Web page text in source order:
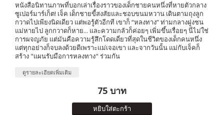
หนังสือนิทานภาพที่บอกเล่าเรื่องราวของเด็กชายคนหนึ่งที่หายตัวกลาง
ซูเปอร์มาร์เก็ต! เจ็ค เด็กชายขี้สงสัยและชอบขนมหวาน เดินตามถุงลูก
กวาดไปเพียงนิดเดียว แต่พอรู้ตัวอีกที เขาก็ “หลงทาง” ท่ามกลางฝูงชน
แม่หายไป ลูกกวาดก็หาย... และความกลัวก็ค่อยๆ เพิ่มขึ้นเรื่อยๆ นี่ไม่ใช่
การผจญภัย แต่มันคือความรู้สึกโดดเดี่ยวที่สุดในชีวิตของเด็กคนหนึ่ง
แต่ทุกอย่างก็จบลงด้วยดีเพราะแม่เจอเขา และจากวันนั้น แม่กับเจ็คก็
สร้าง "แผนรับมือการหลงทาง" ร่วมกัน
ดูรายละเอียดเพิ่มเติม
75 บาท
หยิบใส่ตะกร้า